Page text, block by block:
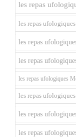
les repas
les repas
les repas
les repas
les repas ufologiques
les repas
les repas
les repas